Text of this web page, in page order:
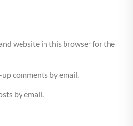
website in this browser for the
comments by email.
by email.